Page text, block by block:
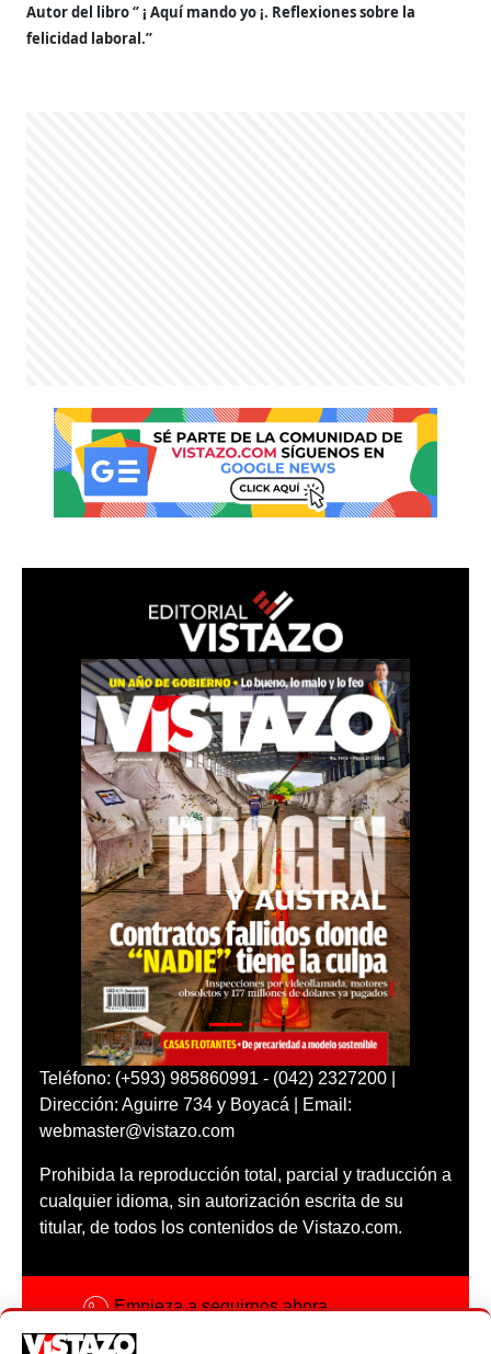
Autor del libro ‘’ ¡ Aquí mando yo ¡. Reflexiones sobre la
felicidad laboral.’’
Teléfono: (+593) 985860991 - (042) 2327200 |
Dirección: Aguirre 734 y Boyacá | Email:
webmaster@vistazo.com
Prohibida la reproducción total, parcial y traducción a
cualquier idioma, sin autorización escrita de su
titular, de todos los contenidos de Vistazo.com.
Empieza a seguirnos ahora